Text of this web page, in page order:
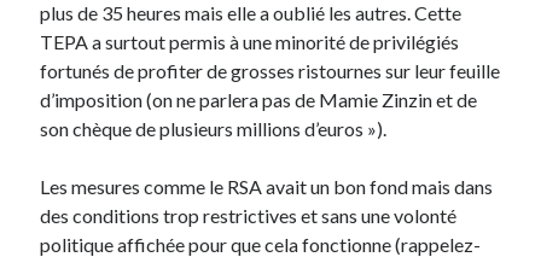
plus de 35 heures mais elle a oublié les autres. Cette
TEPA a surtout permis à une minorité de privilégiés
fortunés de profiter de grosses ristournes sur leur feuille
d’imposition (on ne parlera pas de Mamie Zinzin et de
son chèque de plusieurs millions d’euros »).
Les mesures comme le RSA avait un bon fond mais dans
des conditions trop restrictives et sans une volonté
politique affichée pour que cela fonctionne (rappelez-